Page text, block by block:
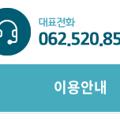
이용안내